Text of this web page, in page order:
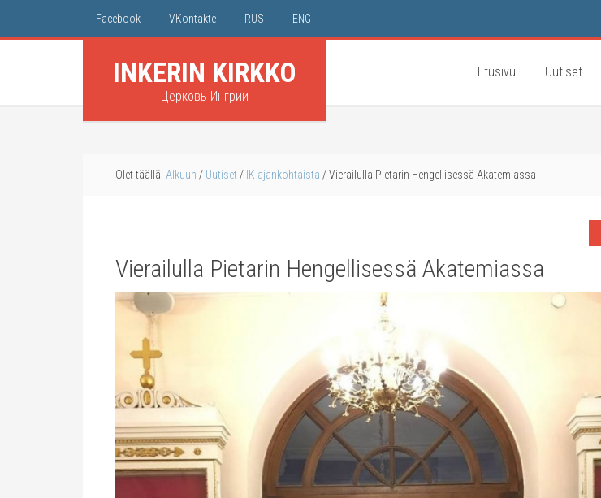
Facebook VKontakte RUS ENG
INKERIN KIRKKO
Церковь Ингрии
Etusivu Uutiset
Olet täällä: Alkuun / Uutiset / IK ajankohtaista /Vierailulla Pietarin Hengellisessä Akatemiassa
Vierailulla Pietarin Hengellisessä Akatemiassa